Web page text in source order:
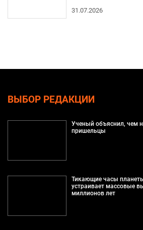
31.07.2026
ВЫБОР РЕДАКЦИИ
Ученый объяснил, чем
пришельцы
Тикающие часы
устраивает массовые
миллионов лет